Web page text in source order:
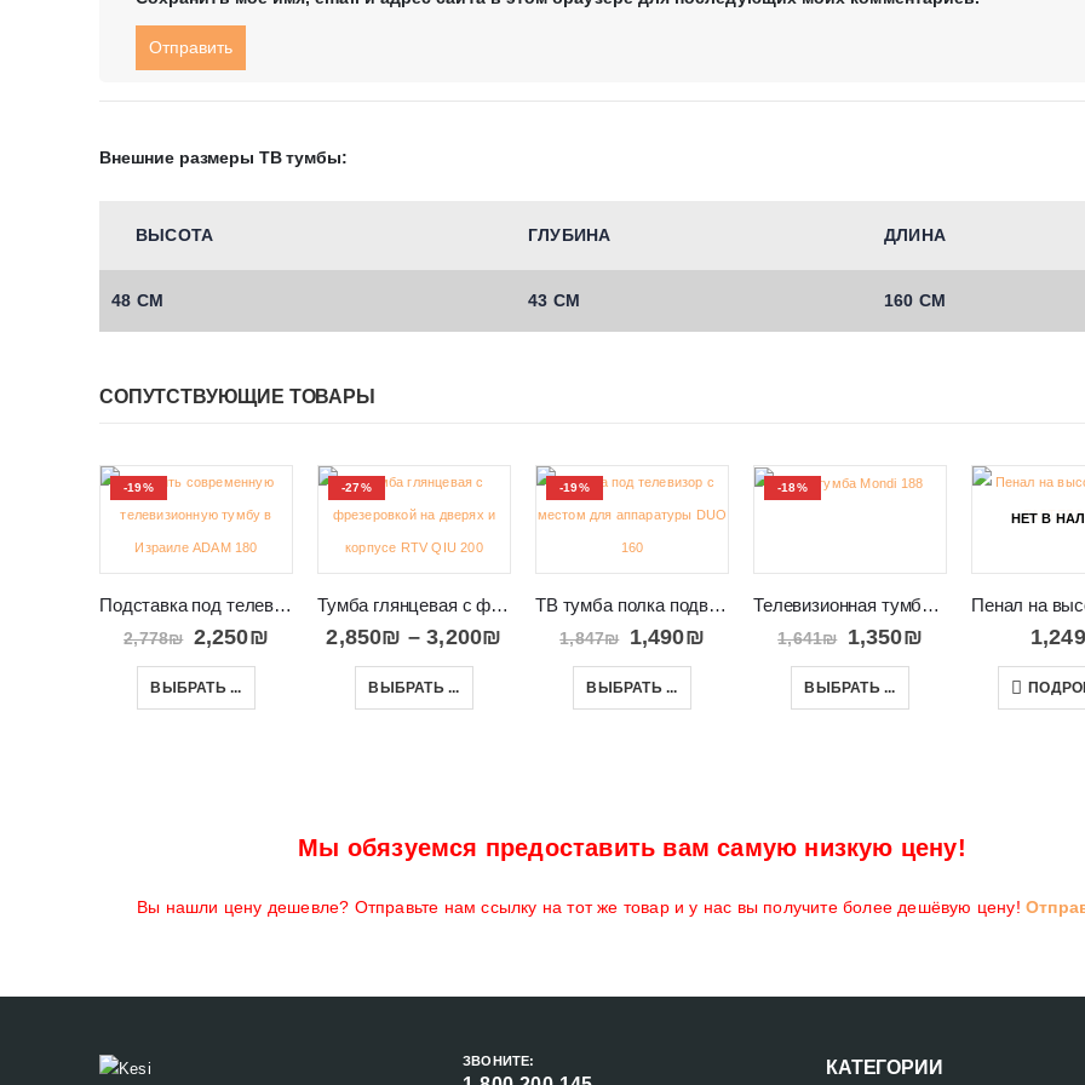
Внешние размеры ТВ тумбы:
ВЫСОТА ГЛУБИНА ДЛИНА
48 СМ 43 СМ 160 СМ
СОПУТСТВУЮЩИЕ ТОВАРЫ
-19%
Подставка под телевизор для гостиной в Израиле ADAM 180
2,778₪ 2,250₪
ВЫБРАТЬ ...
-27%
Тумба глянцевая с фрезеровкой на дверях и корпусе RTV QIU 200
2,850₪ –3,200₪
ВЫБРАТЬ ...
-19%
ТВ тумба полка подвесная с ящиками и платформой DUO 160
1,847₪ 1,490₪
ВЫБРАТЬ ...
-18%
Телевизионная тумба с черными ножками Mondi 188
1,641₪ 1,350₪
ВЫБРАТЬ ...
НЕТ В
1,249
Мы обязуемся предоставить вам самую низкую цену!
Вы нашли цену дешевле? Отправьте нам ссылку на тот же товар и у нас вы получите более дешёвую цену!
ЗВОНИТЕ: КАТЕГОРИИ